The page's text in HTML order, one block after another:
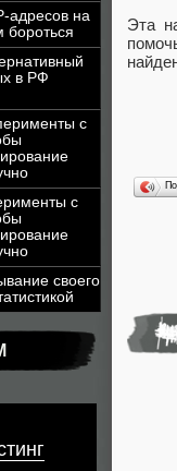
адресов на
бороться
в РФ
с
с
своего
Эта